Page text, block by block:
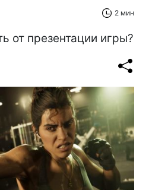
2 мин
от презентации игры?